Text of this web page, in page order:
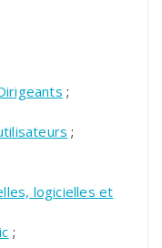
;
;
logicielles et
;